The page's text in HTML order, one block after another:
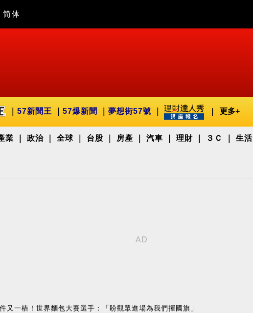
简体
57新聞王 57爆新聞 夢想街57號 更多+
業 政治 全球 台股 房產 汽車 理財 ３Ｃ 生活
又一樁！世界麵包大賽選手：「盼觀眾進場為我們揮國旗」